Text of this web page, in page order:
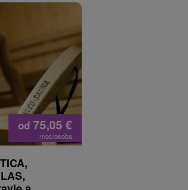
od 75,05 €
/noc/osoba